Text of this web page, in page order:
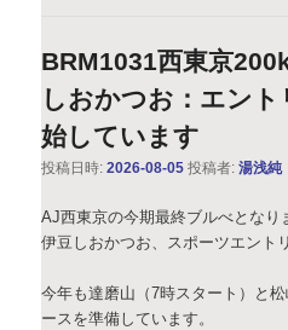
BRM1031西東京
しおかつお：エント
始しています
投稿日時:2026-08-05 投稿者:湯浅純
AJ西東京の今期最終ブルべとなり
伊豆しおかつお、スポーツエント
今年も達磨山（7時スタート）と
ースを準備しています。